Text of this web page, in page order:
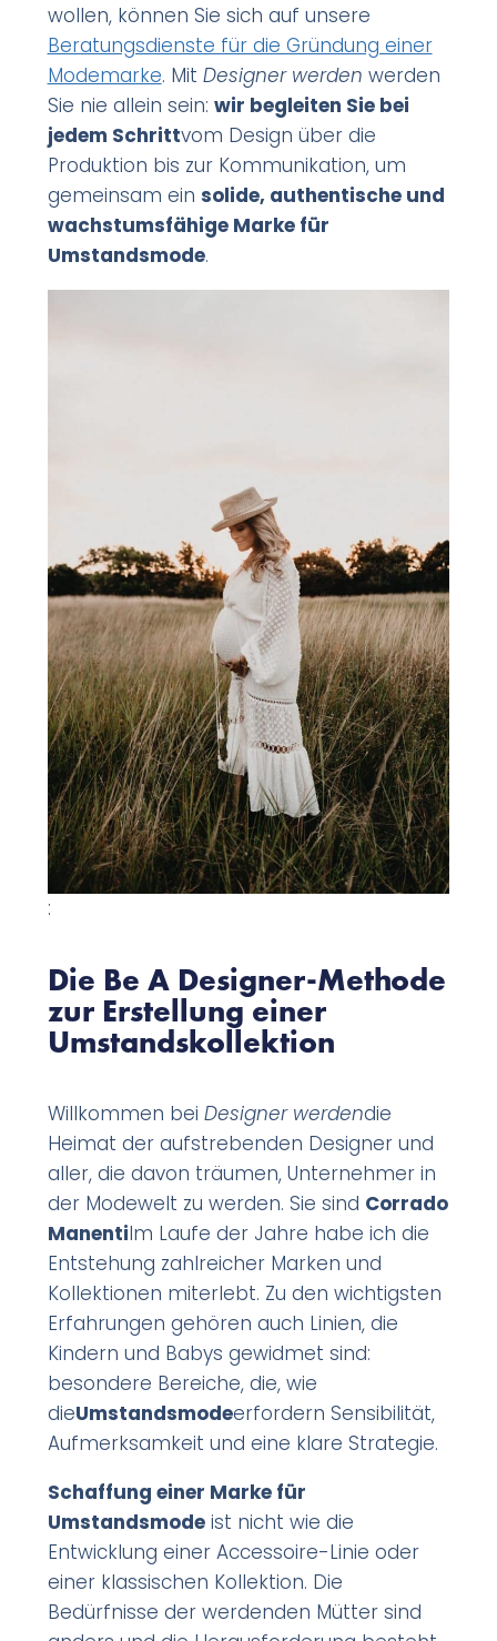
wollen, können Sie sich auf unsere
Beratungsdienste für die Gründung einer
Modemarke. Mit Designer werden werden
Sie nie allein sein: wir begleiten Sie bei
jedem Schrittvom Design über die
Produktion bis zur Kommunikation, um
gemeinsam ein solide, authentische und
wachstumsfähige Marke für
Umstandsmode.
:
Die Be A Designer-Methode
zur Erstellung einer
Umstandskollektion
Willkommen bei Designer werdendie
Heimat der aufstrebenden Designer und
aller, die davon träumen, Unternehmer in
der Modewelt zu werden. Sie sind Corrado
ManentiIm Laufe der Jahre habe ich die
Entstehung zahlreicher Marken und
Kollektionen miterlebt. Zu den wichtigsten
Erfahrungen gehören auch Linien, die
Kindern und Babys gewidmet sind:
besondere Bereiche, die, wie
dieUmstandsmodeerfordern Sensibilität,
Aufmerksamkeit und eine klare Strategie.
Schaffung einer Marke für
Umstandsmodeist nicht wie die
Entwicklung einer Accessoire-Linie oder
einer klassischen Kollektion. Die
Bedürfnisse der werdenden Mütter sind